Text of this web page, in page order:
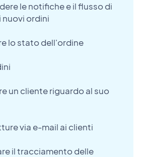
le notifiche e il flusso di
nuovi ordini
lo stato dell'ordine
un cliente riguardo al suo
via e-mail ai clienti
il tracciamento delle